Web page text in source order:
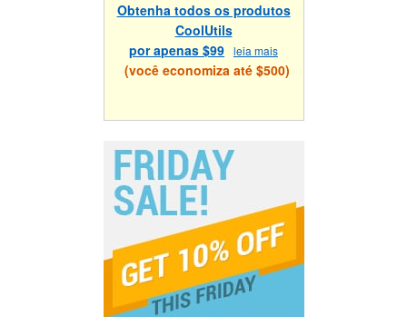
Obtenha todos os produtos
CoolUtils
por apenas $99 leia mais
(você economiza até $500)